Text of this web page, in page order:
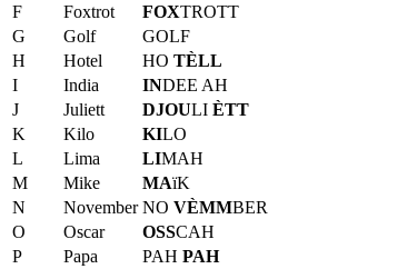
F
Foxtrot FOXTROTT
G
Golf
GOLF
H
Hotel HO TÈLL
I
India INDEE AH
J
Juliett DJOULI ÈTT
K
Kilo KILO
L
Lima LIMAH
M
Mike MAïK
N
November NO VÈMMBER
O
Oscar OSSCAH
P
Papa PAH PAH